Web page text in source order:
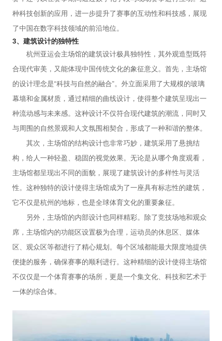
种科技创新的应用，进一步提升了赛事的互动性和科技感，展现
了中国在数字科技领域的前沿地位。
3、建筑设计的独特性
杭州亚运会主场馆的建筑设计极具独特性，其外观造型既符
合现代审美，又能体现中国传统文化的象征意义。首先，主场馆
的设计理念是“科技与自然的融合”。外立面采用了大规模的玻璃
幕墙和金属材质，通过精细的曲线设计，使得整个建筑呈现出一
种流动感与未来感。这种设计不仅符合现代建筑的潮流，同时又
与周围的自然景观和人文氛围相契合，形成了一种和谐的整体。
其次，主场馆的结构设计也非常巧妙，建筑采用了悬挑结
构，给人一种轻盈、稳固的视觉效果。无论是从哪个角度观看，
主场馆都呈现出不同的面貌，展现了建筑设计的多样性与灵活
性。这种独特的设计使得主场馆成为了一座具有标志性的建筑，
它不仅是杭州的地标，也是全球体育文化的重要象征。
另外，主场馆的内部设计也同样精彩。除了竞技场地和观众
席，主场馆内的功能区设置极为合理，运动员的休息区、媒体
区、观众区等都进行了精心规划。每个区域都能最大限度地提供
便捷的服务，确保赛事的顺利进行。这种精细的设计使得主场馆
不仅仅是一个体育赛事的场所，更是一个集文化、科技和艺术于
一体的综合体。